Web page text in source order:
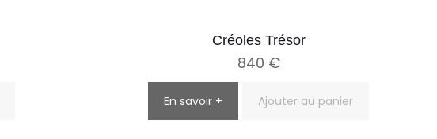
Créoles Trésor
840 €
En savoir + Ajouter au panier